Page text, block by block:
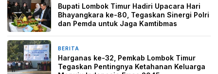
Bupati Lombok Timur Hadiri Upacara Hari
Bhayangkara ke-80, Tegaskan Sinergi Polri
dan Pemda untuk Jaga Kamtibmas
BERITA
Harganas ke-32, Pemkab Lombok Timur
Tegaskan Pentingnya Ketahanan Keluarga